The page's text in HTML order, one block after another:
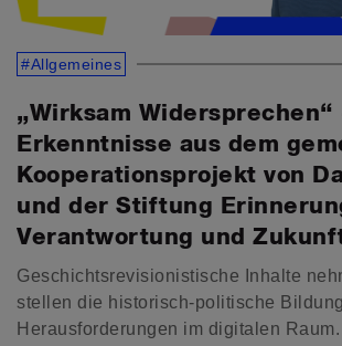
#Allgemeines
„Wirksam Widersprechen“
Erkenntnisse aus dem
Kooperationsprojekt von
und der Stiftung
Verantwortung und
Geschichtsrevisionistische Inhalte
stellen die historisch-politische
Herausforderungen im digitalen